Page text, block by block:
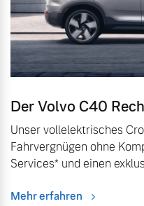
Der Volvo C40
Unser vollelektrisches
Fahrvergnügen ohne
Services* und einen
Mehr erfahren